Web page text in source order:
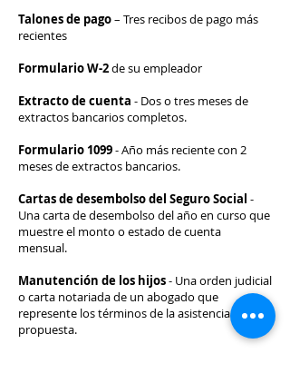
Talones de pago– Tres recibos de pago más
recientes
Formulario W-2de su empleador
Extracto de cuenta - Dos o tres meses de
extractos bancarios completos.
Formulario 1099- Año más reciente con 2
meses de extractos bancarios.
Cartas de desembolso del Seguro Social -
Una carta de desembolso del año en curso que
muestre el monto o estado de cuenta
mensual.
Manutención de los hijos- Una orden judicial
o carta notariada de un abogado que
represente los términos de la asistencia
propuesta.